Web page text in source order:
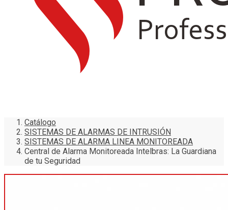
Catálogo
SISTEMAS DE ALARMAS DE INTRUSIÓN
SISTEMAS DE ALARMA LINEA MONITOREADA
Central de Alarma Monitoreada Intelbras: La Guardiana
de tu Seguridad